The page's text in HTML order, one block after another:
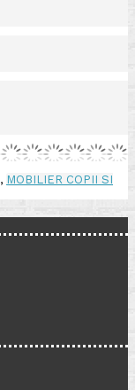
, MOBILIER COPII SI